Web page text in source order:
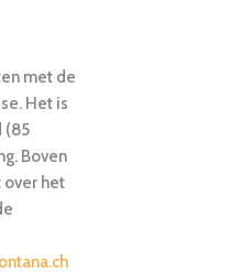
met de
Het is
(85
Boven
het